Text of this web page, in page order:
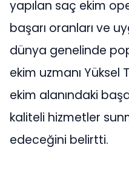
yapılan saç ekim
başarı oranları ve
dünya genelinde
ekim uzmanı Yüksel
ekim alanındaki
kaliteli hizmetler
edeceğini belirtti.